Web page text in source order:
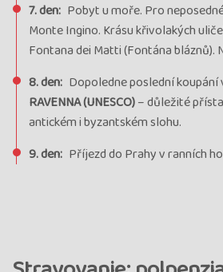
7. den: Pobyt u moře. Pro
Monte Ingino. Krásu křivolakých
Fontana dei Matti (Fontána bláznů).
8. den: Dopoledne poslední
RAVENNA (UNESCO)– důležité
antickém i byzantském slohu.
9. den: Příjezd do Prahy v ranních